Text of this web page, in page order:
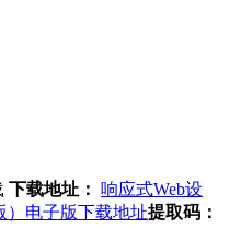
下载地址： 响应式Web设
）电子版下载地址提取码：